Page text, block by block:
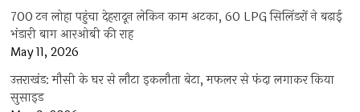
700 टन लोहा पहुंचा देहरादून लेकिन काम अटका, 60 LPG सिलिंडरों ने बढ़ाई
भंडारी बाग आरओबी की राह
May 11, 2026
उत्तराखंड: मौसी के घर से लौटा इकलौता बेटा, मफलर से फंदा लगाकर किया
सुसाइड